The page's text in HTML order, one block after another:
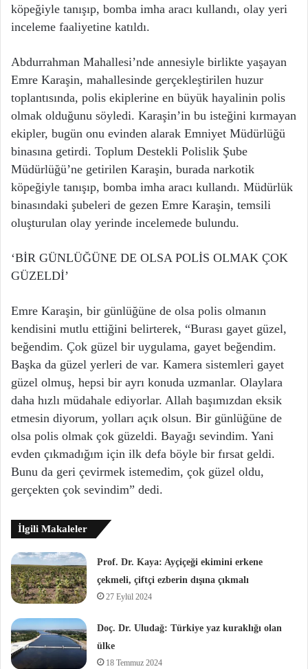
köpeğiyle tanışıp, bomba imha aracı kullandı, olay yeri
inceleme faaliyetine katıldı.
Abdurrahman Mahallesi’nde annesiyle birlikte yaşayan
Emre Karaşin, mahallesinde gerçekleştirilen huzur
toplantısında, polis ekiplerine en büyük hayalinin polis
olmak olduğunu söyledi. Karaşin’in bu isteğini kırmayan
ekipler, bugün onu evinden alarak Emniyet Müdürlüğü
binasına getirdi. Toplum Destekli Polislik Şube
Müdürlüğü’ne getirilen Karaşin, burada narkotik
köpeğiyle tanışıp, bomba imha aracı kullandı. Müdürlük
binasındaki şubeleri de gezen Emre Karaşin, temsili
oluşturulan olay yerinde incelemede bulundu.
‘BİR GÜNLÜĞÜNE DE OLSA POLİS OLMAK ÇOK
GÜZELDİ’
Emre Karaşin, bir günlüğüne de olsa polis olmanın
kendisini mutlu ettiğini belirterek, “Burası gayet güzel,
beğendim. Çok güzel bir uygulama, gayet beğendim.
Başka da güzel yerleri de var. Kamera sistemleri gayet
güzel olmuş, hepsi bir ayrı konuda uzmanlar. Olaylara
daha hızlı müdahale ediyorlar. Allah başımızdan eksik
etmesin diyorum, yolları açık olsun. Bir günlüğüne de
olsa polis olmak çok güzeldi. Bayağı sevindim. Yani
evden çıkmadığım için ilk defa böyle bir fırsat geldi.
Bunu da geri çevirmek istemedim, çok güzel oldu,
gerçekten çok sevindim” dedi.
İlgili Makaleler
Prof. Dr. Kaya: Ayçiçeği ekimini erkene
çekmeli, çiftçi ezberin dışına çıkmalı
27 Eylül 2024
Doç. Dr. Uludağ: Türkiye yaz kuraklığı olan
ülke
18 Temmuz 2024